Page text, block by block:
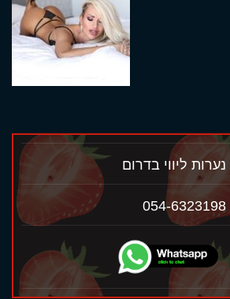
נערות ליווי בדרום
054-6323198